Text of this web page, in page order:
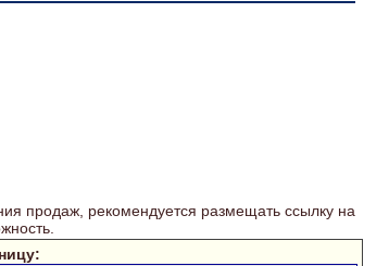
продаж, рекомендуется размещать ссылку на